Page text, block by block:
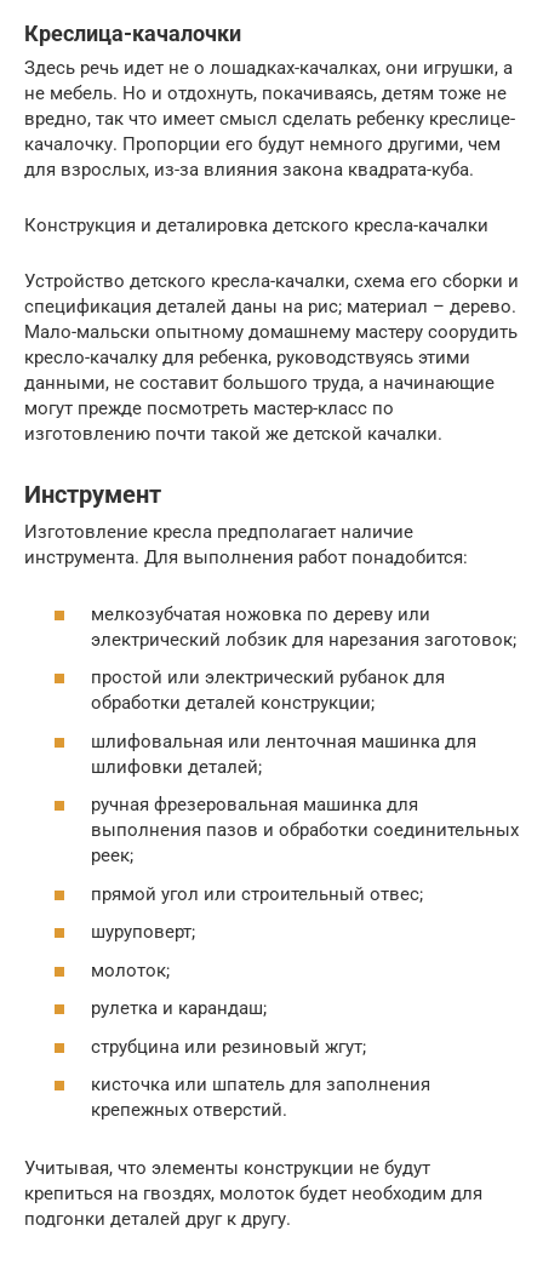
Креслица-качалочки
Здесь речь идет не о лошадках-качалках, они игрушки, а
не мебель. Но и отдохнуть, покачиваясь, детям тоже не
вредно, так что имеет смысл сделать ребенку креслице-
качалочку. Пропорции его будут немного другими, чем
для взрослых, из-за влияния закона квадрата-куба.
Конструкция и деталировка детского кресла-качалки
Устройство детского кресла-качалки, схема его сборки и
спецификация деталей даны на рис; материал – дерево.
Мало-мальски опытному домашнему мастеру соорудить
кресло-качалку для ребенка, руководствуясь этими
данными, не составит большого труда, а начинающие
могут прежде посмотреть мастер-класс по
изготовлению почти такой же детской качалки.
Инструмент
Изготовление кресла предполагает наличие
инструмента. Для выполнения работ понадобится:
мелкозубчатая ножовка по дереву или
электрический лобзик для нарезания заготовок;
простой или электрический рубанок для
обработки деталей конструкции;
шлифовальная или ленточная машинка для
шлифовки деталей;
ручная фрезеровальная машинка для
выполнения пазов и обработки соединительных
реек;
прямой угол или строительный отвес;
шуруповерт;
молоток;
рулетка и карандаш;
струбцина или резиновый жгут;
кисточка или шпатель для заполнения
крепежных отверстий.
Учитывая, что элементы конструкции не будут
крепиться на гвоздях, молоток будет необходим для
подгонки деталей друг к другу.